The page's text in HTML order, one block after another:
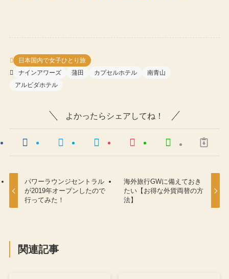
日本国内で女子ひとり旅
ナインアワーズ
蒲田 カプセルホテル
南青山
アルビダホテル
よかったらシェアしてね！
パワーラウンジセントラル
が2019年オープンしたので
行ってみた！
海外旅行GWに備えておき
たい【お得な外貨両替の方
法】
関連記事